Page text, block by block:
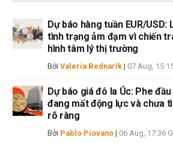
Dự báo hàng tuần EUR/USD:
tình trạng ảm đạm vì chiến
hình tâm lý thị trường
Bởi Valeria Bednarik | 07 Aug,
Dự báo giá đô la Úc: Phe
đang mất động lực và chưa
rõ ràng
Bởi Pablo Piovano | 06 Aug, 17:36